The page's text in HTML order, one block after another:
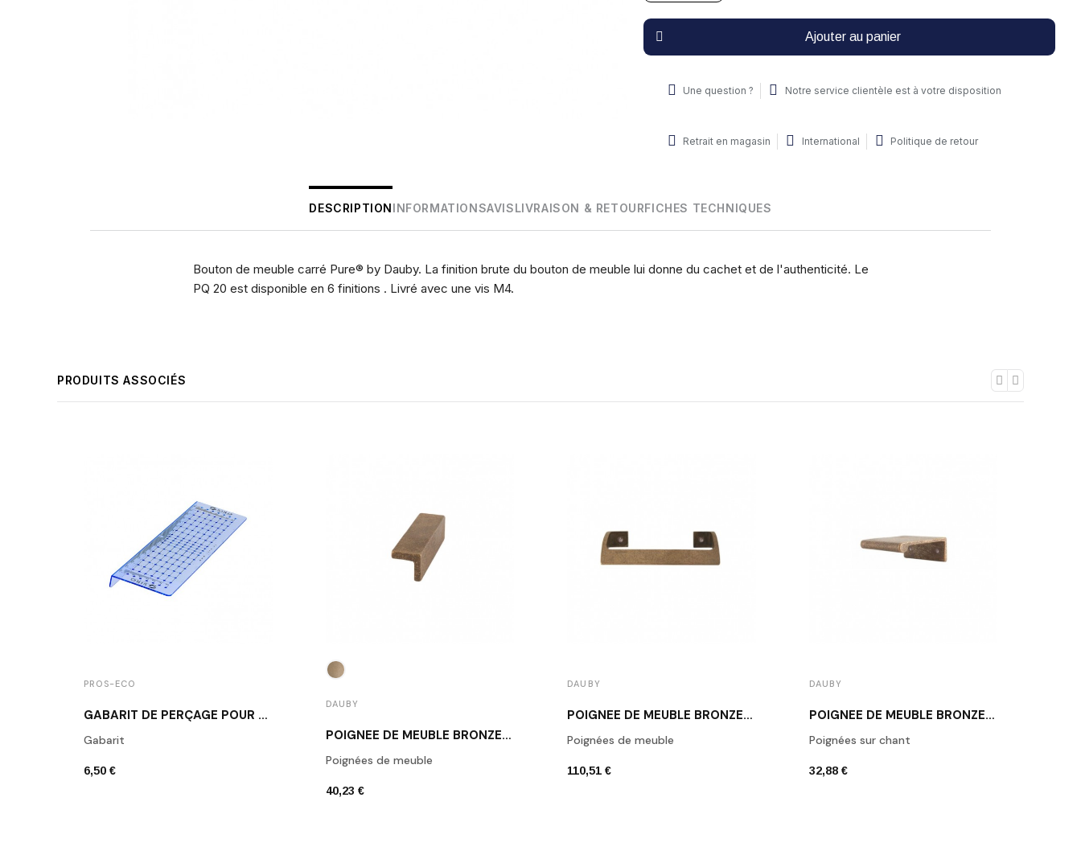
Ajouter au panier
Une question ? Notre service clientèle est à votre disposition
Retrait en magasin International Politique de retour
DESCRIPTIONINFORMATIONSAVISLIVRAISON & RETOURFICHES TECHNIQUES
Bouton de meuble carré Pure® by Dauby. La finition brute du bouton de meuble lui donne du cachet et de l'authenticité. Le
PQ 20 est disponible en 6 finitions . Livré avec une vis M4.
PRODUITS ASSOCIÉS
PROS-ECO
GABARIT DE PERÇAGE POUR BOUTONS ET POIGNÉES DE MEUBLE
Gabarit
6,50 €
DAUBY
POIGNÉE DE MEUBLE BRONZE BRUT DAUBY PML 64 RB
Poignées de meuble
40,23 €
DAUBY
POIGNÉE DE MEUBLE BRONZE BRUT DAUBY PMAF-128 RB
Poignées de meuble
110,51 €
DAUBY
POIGNÉE DE MEUBLE BRONZE BRUT PMSP32 RB
Poignées sur chant
32,88 €